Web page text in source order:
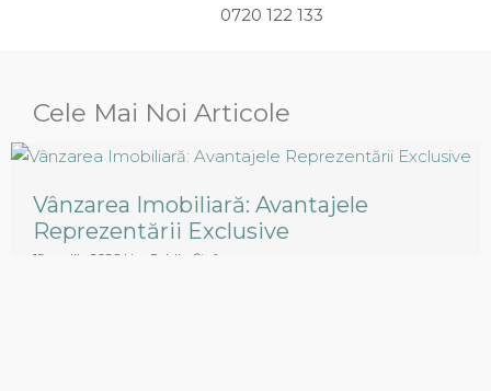
0720 122 133
Cele Mai Noi Articole
Vânzarea Imobiliară: Avantajele
Reprezentării Exclusive
19 aprilie 2026 | by Ovidiu Ștefan